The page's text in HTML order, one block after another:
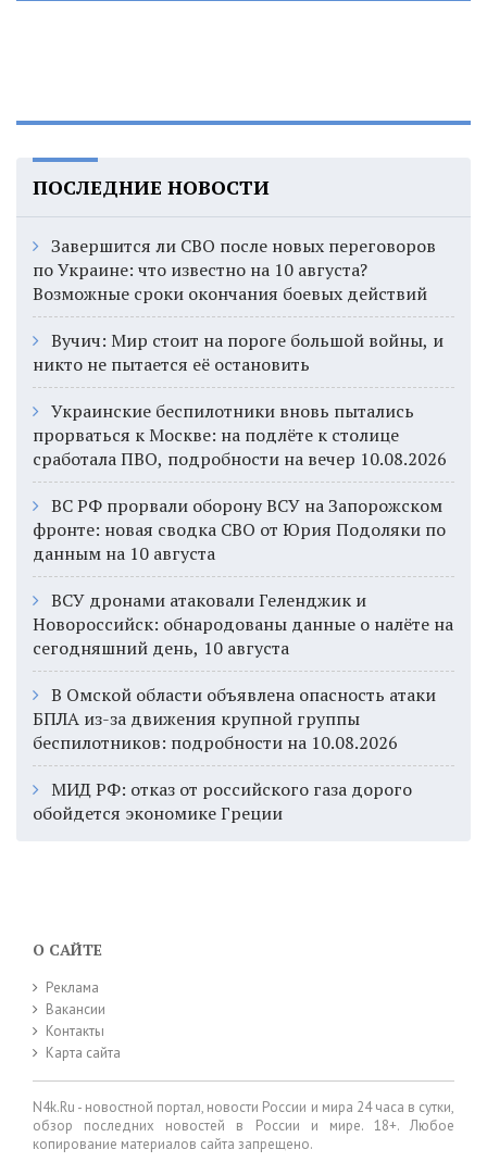
ПОСЛЕДНИЕ НОВОСТИ
Завершится ли СВО после новых переговоров
по Украине: что известно на 10 августа?
Возможные сроки окончания боевых действий
Вучич: Мир стоит на пороге большой войны, и
никто не пытается её остановить
Украинские беспилотники вновь пытались
прорваться к Москве: на подлёте к столице
сработала ПВО, подробности на вечер 10.08.2026
ВС РФ прорвали оборону ВСУ на Запорожском
фронте: новая сводка СВО от Юрия Подоляки по
данным на 10 августа
ВСУ дронами атаковали Геленджик и
Новороссийск: обнародованы данные о налёте на
сегодняшний день, 10 августа
В Омской области объявлена опасность атаки
БПЛА из-за движения крупной группы
беспилотников: подробности на 10.08.2026
МИД РФ: отказ от российского газа дорого
обойдется экономике Греции
О САЙТЕ
Реклама
Вакансии
Контакты
Карта сайта
N4k.Ru - новостной портал, новости России и мира 24 часа в сутки,
обзор последних новостей в России и мире. 18+. Любое
копирование материалов сайта запрещено.